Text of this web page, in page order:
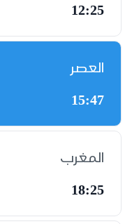
12:25
العصر
15:47
المغرب
18:25